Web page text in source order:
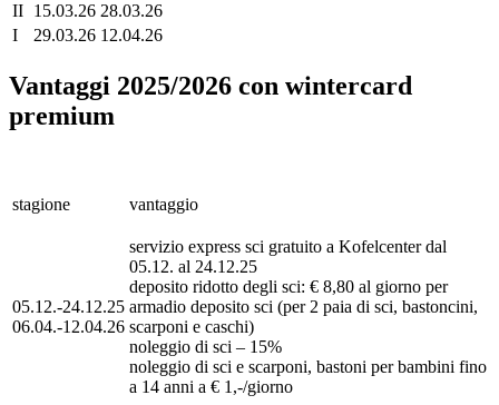
II 15.03.26 28.03.26
I
29.03.26 12.04.26
Vantaggi 2025/2026 con wintercard
premium
stagione vantaggio
05.12.-24.12.25
06.04.-12.04.26
servizio express sci gratuito a Kofelcenter dal
05.12. al 24.12.25
deposito ridotto degli sci: € 8,80 al giorno per
armadio deposito sci (per 2 paia di sci, bastoncini,
scarponi e caschi)
noleggio di sci – 15%
noleggio di sci e scarponi, bastoni per bambini fino
a 14 anni a € 1,-/giorno